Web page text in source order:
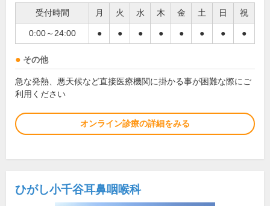
受付時間 月 火 水 木 金 土 日 祝
0:00～24:00 ● ● ● ● ● ● ● ●
その他
急な発熱、悪天候など直接医療機関に掛かる事が困難な際にご
利用ください
オンライン診療の詳細をみる
ひがし小千谷耳鼻咽喉科